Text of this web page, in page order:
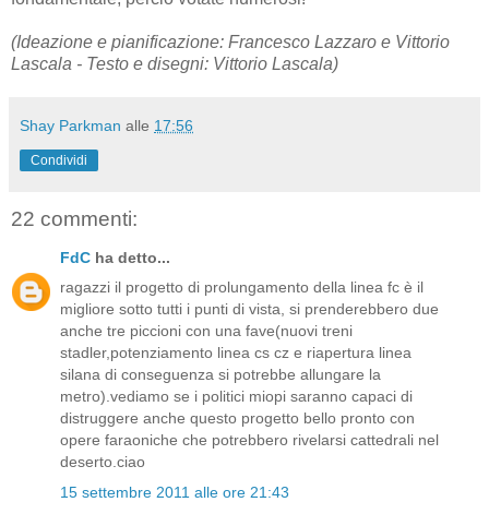
(Ideazione e pianificazione: Francesco Lazzaro e Vittorio
Lascala - Testo e disegni: Vittorio Lascala)
Shay Parkman alle 17:56
Condividi
22 commenti:
FdC ha detto...
ragazzi il progetto di prolungamento della linea fc è il
migliore sotto tutti i punti di vista, si prenderebbero due
anche tre piccioni con una fave(nuovi treni
stadler,potenziamento linea cs cz e riapertura linea
silana di conseguenza si potrebbe allungare la
metro).vediamo se i politici miopi saranno capaci di
distruggere anche questo progetto bello pronto con
opere faraoniche che potrebbero rivelarsi cattedrali nel
deserto.ciao
15 settembre 2011 alle ore 21:43